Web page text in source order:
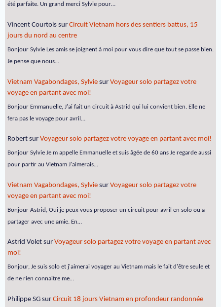
été parfaite. Un grand merci Sylvie pour…
Vincent Courtois sur Circuit Vietnam hors des sentiers battus, 15
jours du nord au centre
Bonjour Sylvie Les amis se joignent à moi pour vous dire que tout se passe bien.
Je pense que nous…
Vietnam Vagabondages, Sylvie sur Voyageur solo partagez votre
voyage en partant avec moi!
Bonjour Emmanuelle, J'ai fait un circuit à Astrid qui lui convient bien. Elle ne
fera pas le voyage pour avril…
Robert sur Voyageur solo partagez votre voyage en partant avec moi!
Bonjour Sylvie Je m appelle Emmanuelle et suis âgée de 60 ans Je regarde aussi
pour partir au Vietnam J'aimerais…
Vietnam Vagabondages, Sylvie sur Voyageur solo partagez votre
voyage en partant avec moi!
Bonjour Astrid, Oui je peux vous proposer un circuit pour avril en solo ou a
partager avec une amie. En…
Astrid Volet sur Voyageur solo partagez votre voyage en partant avec
moi!
Bonjour, Je suis solo et j'aimerai voyager au Vietnam mais le fait d'être seule et
de ne rien connaitre me…
Philippe SG sur Circuit 18 jours Vietnam en profondeur randonnée